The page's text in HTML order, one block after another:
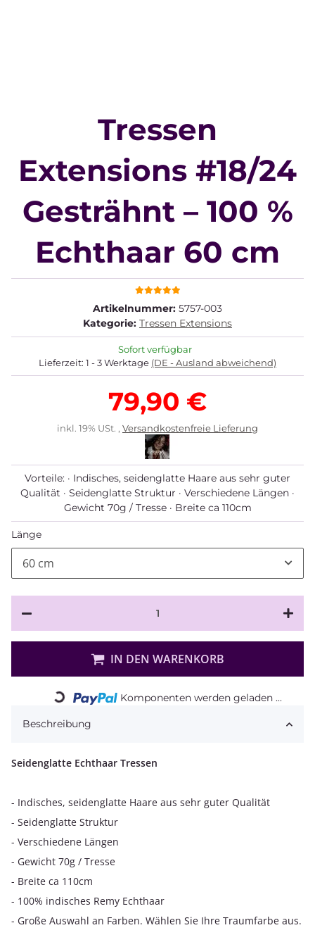
Tressen
Extensions #18/24
Gesträhnt – 100 %
Echthaar 60 cm
Artikelnummer: 5757-003
Kategorie: Tressen Extensions
Sofort verfügbar
Lieferzeit: 1 - 3 Werktage (DE - Ausland abweichend)
79,90 €
inkl. 19% USt. , Versandkostenfreie Lieferung
Vorteile: · Indisches, seidenglatte Haare aus sehr guter
Qualität · Seidenglatte Struktur · Verschiedene Längen ·
Gewicht 70g / Tresse · Breite ca 110cm
Länge
60 cm
IN DEN WARENKORB
Loading... Komponenten werden geladen ...
Beschreibung
Seidenglatte Echthaar Tressen
- Indisches, seidenglatte Haare aus sehr guter Qualität
- Seidenglatte Struktur
- Verschiedene Längen
- Gewicht 70g / Tresse
- Breite ca 110cm
- 100% indisches Remy Echthaar
- Große Auswahl an Farben. Wählen Sie Ihre Traumfarbe aus.